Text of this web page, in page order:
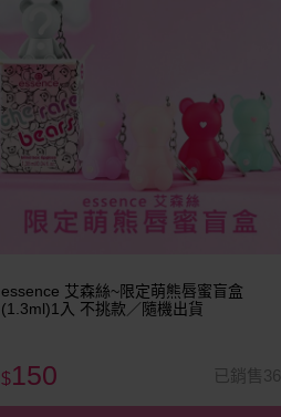
essence 艾森絲~限定萌熊唇蜜盲盒
(1.3ml)1入 不挑款／隨機出貨
$150 已銷售36